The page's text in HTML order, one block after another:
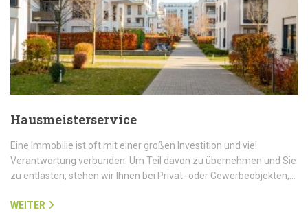
Hausmeisterservice
Eine Immobilie ist oft mit einer großen Investition und viel
Verantwortung verbunden. Um Teil davon zu übernehmen und Sie
zu entlasten, stehen wir Ihnen bei Privat- oder Gewerbeobjekten,…
WEITER